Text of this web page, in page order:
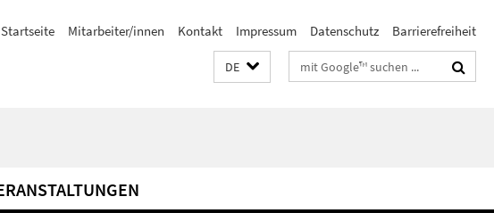
Startseite Mitarbeiter/innen Kontakt Impressum Datenschutz Barrierefreiheit
DE Suchbegriffe